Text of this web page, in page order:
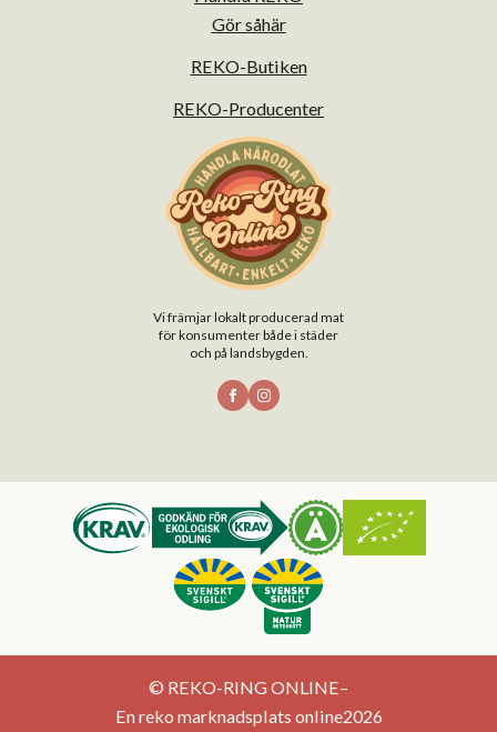
Vi främjar lokalt producerad mat
för konsumenter både i städer
och på landsbygden.
Gör såhär
REKO-Butiken
REKO-Producenter
© REKO-RING ONLINE–
En reko marknadsplats online2026